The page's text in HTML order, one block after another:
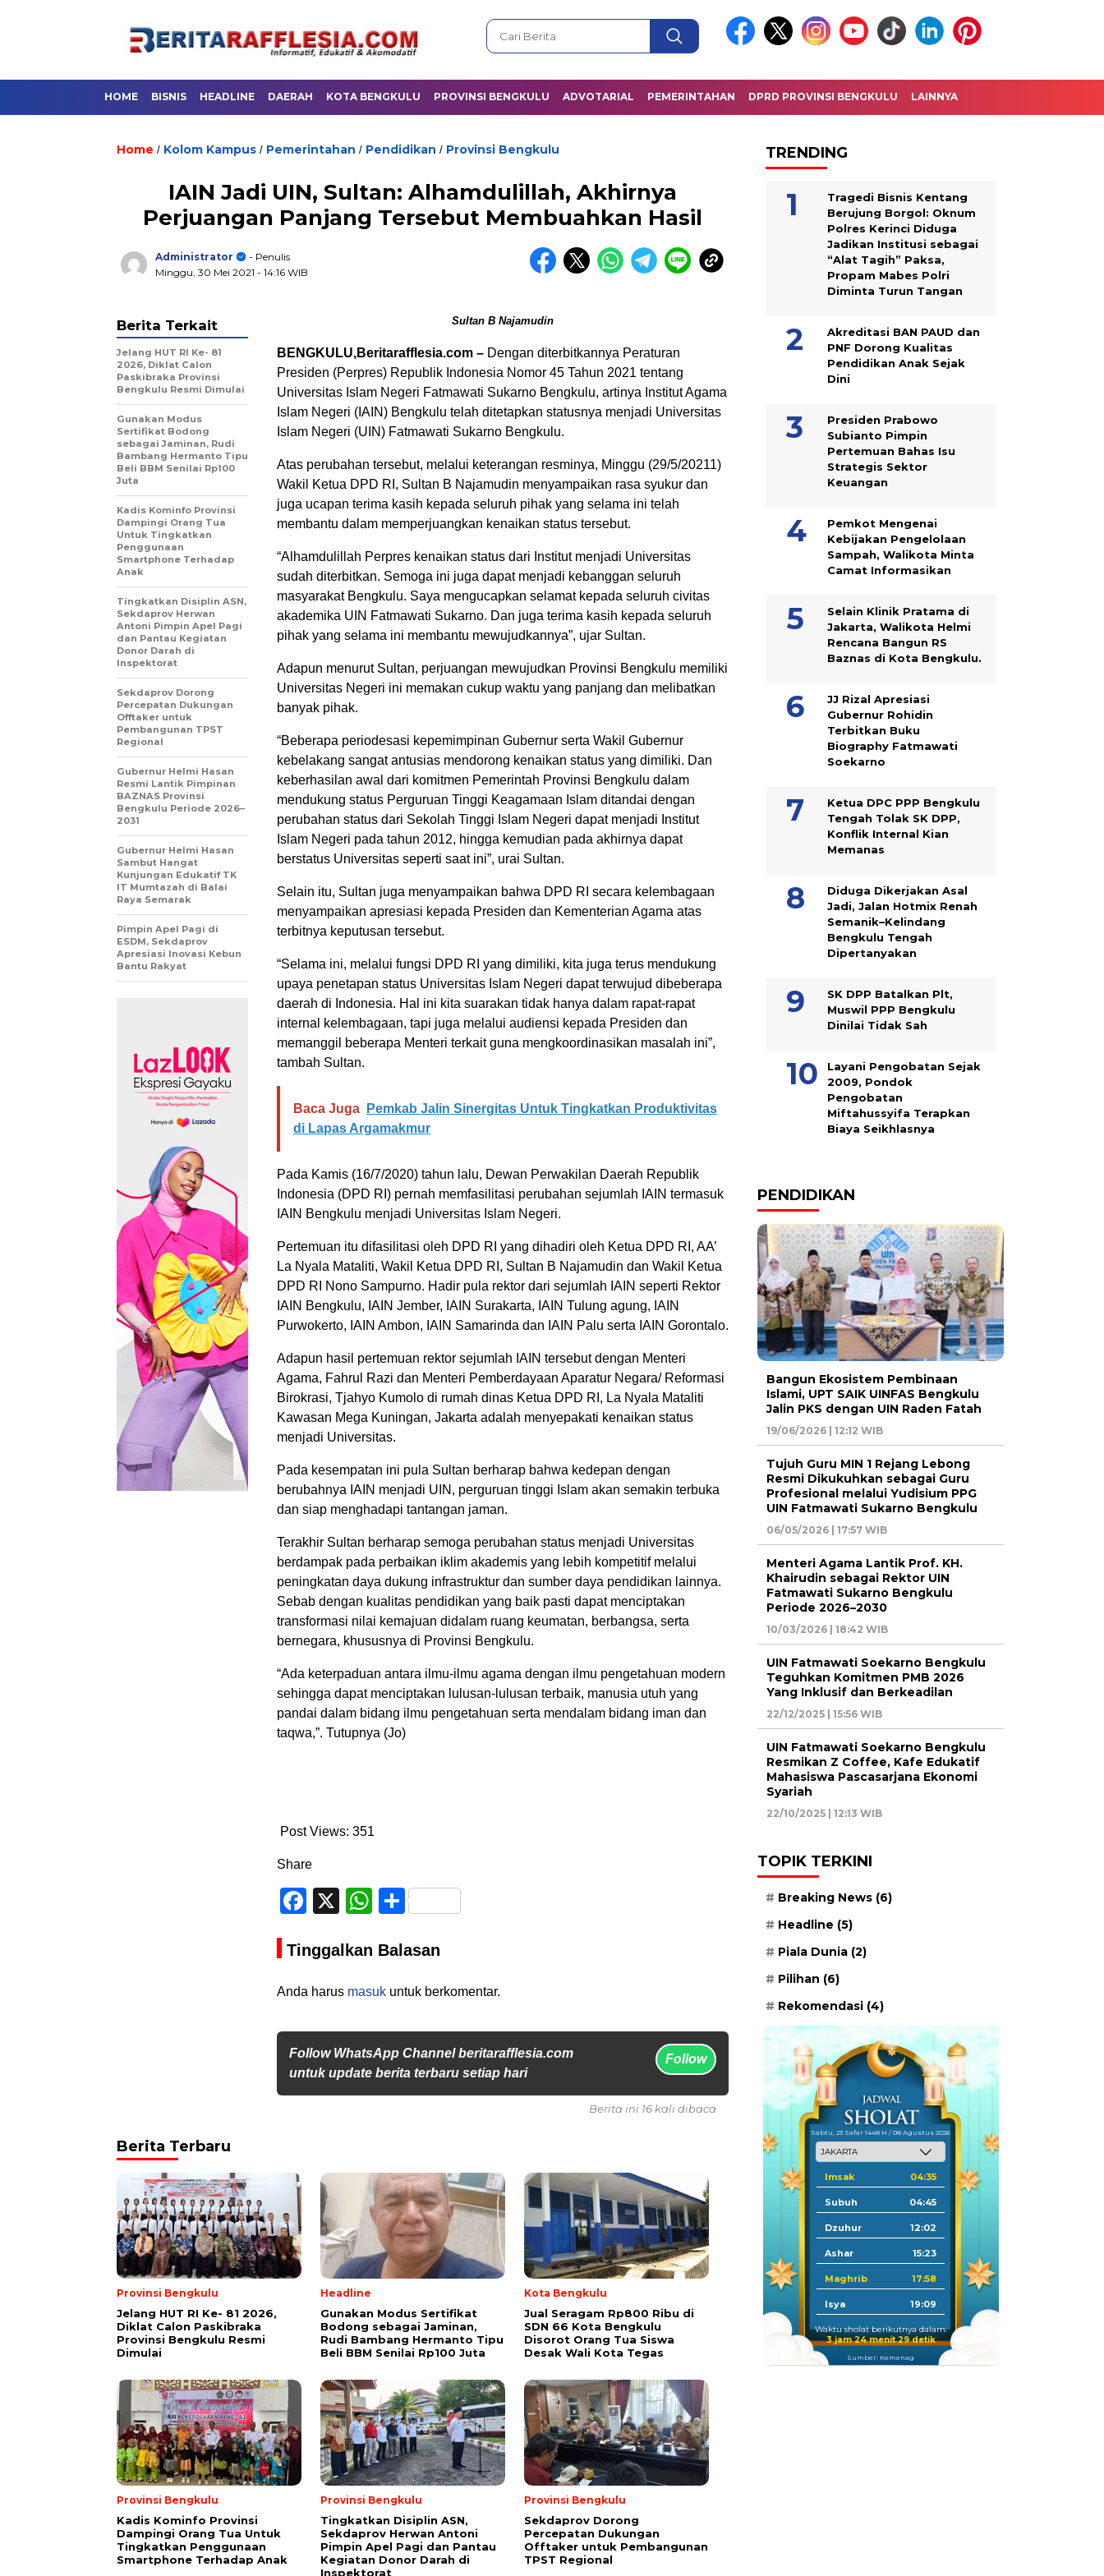
HOME BISNIS HEADLINE DAERAH KOTA BENGKULU PROVINSI BENGKULU ADVOTARIAL PEMERINTAHAN DPRD PROVINSI BENGKULU LAINNYA
Home / Kolom Kampus / Pemerintahan / Pendidikan / Provinsi Bengkulu
IAIN Jadi UIN, Sultan: Alhamdulillah, Akhirnya
Perjuangan Panjang Tersebut Membuahkan Hasil
Administrator
- Penulis
Minggu, 30 Mei 2021 - 14:16 WIB
Sultan B Najamudin
BENGKULU,Beritarafflesia.com – Dengan diterbitkannya Peraturan
Presiden (Perpres) Republik Indonesia Nomor 45 Tahun 2021 tentang
Universitas Islam Negeri Fatmawati Sukarno Bengkulu, artinya Institut Agama
Islam Negeri (IAIN) Bengkulu telah ditetapkan statusnya menjadi Universitas
Islam Negeri (UIN) Fatmawati Sukarno Bengkulu.
Atas perubahan tersebut, melalui keterangan resminya, Minggu (29/5/20211)
Wakil Ketua DPD RI, Sultan B Najamudin menyampaikan rasa syukur dan
juga ucapan terima kasih kepada seluruh pihak yang selama ini telah
membantu dalam memperjuangkan kenaikan status tersebut.
“Alhamdulillah Perpres kenaikan status dari Institut menjadi Universitas
sudah diterbitkan. Semoga ini juga dapat menjadi kebanggan seluruh
masyarakat Bengkulu. Saya mengucapkan selamat kepada seluruh civitas
akademika UIN Fatmawati Sukarno. Dan juga terima kasih kepada seluruh
pihak yang selama ini membantu mewujudkannya”, ujar Sultan.
Adapun menurut Sultan, perjuangan mewujudkan Provinsi Bengkulu memiliki
Universitas Negeri ini memakan cukup waktu yang panjang dan melibatkan
banyak pihak.
“Beberapa periodesasi kepemimpinan Gubernur serta Wakil Gubernur
kebelakang sangat antusias mendorong kenaikan status yang dimiliki. Dan
keberhasilan awal dari komitmen Pemerintah Provinsi Bengkulu dalam
mendukung status Perguruan Tinggi Keagamaan Islam ditandai dengan
perubahan status dari Sekolah Tinggi Islam Negeri dapat menjadi Institut
Islam Negeri pada tahun 2012, hingga kemudian pada akhirnya dapat
berstatus Universitas seperti saat ini”, urai Sultan.
Selain itu, Sultan juga menyampaikan bahwa DPD RI secara kelembagaan
menyampaikan apresiasi kepada Presiden dan Kementerian Agama atas
terbitnya keputusan tersebut.
“Selama ini, melalui fungsi DPD RI yang dimiliki, kita juga terus mendukung
upaya penetapan status Universitas Islam Negeri dapat terwujud dibeberapa
daerah di Indonesia. Hal ini kita suarakan tidak hanya dalam rapat-rapat
internal kelembagaan, tapi juga melalui audiensi kepada Presiden dan
memanggil beberapa Menteri terkait guna mengkoordinasikan masalah ini”,
tambah Sultan.
Baca Juga
Pemkab Jalin Sinergitas Untuk Tingkatkan Produktivitas
di Lapas Argamakmur
Pada Kamis (16/7/2020) tahun lalu, Dewan Perwakilan Daerah Republik
Indonesia (DPD RI) pernah memfasilitasi perubahan sejumlah IAIN termasuk
IAIN Bengkulu menjadi Universitas Islam Negeri.
Pertemuan itu difasilitasi oleh DPD RI yang dihadiri oleh Ketua DPD RI, AA’
La Nyala Mataliti, Wakil Ketua DPD RI, Sultan B Najamudin dan Wakil Ketua
DPD RI Nono Sampurno. Hadir pula rektor dari sejumlah IAIN seperti Rektor
IAIN Bengkulu, IAIN Jember, IAIN Surakarta, IAIN Tulung agung, IAIN
Purwokerto, IAIN Ambon, IAIN Samarinda dan IAIN Palu serta IAIN Gorontalo.
Adapun hasil pertemuan rektor sejumlah IAIN tersebut dengan Menteri
Agama, Fahrul Razi dan Menteri Pemberdayaan Aparatur Negara/ Reformasi
Birokrasi, Tjahyo Kumolo di rumah dinas Ketua DPD RI, La Nyala Mataliti
Kawasan Mega Kuningan, Jakarta adalah menyepakati kenaikan status
menjadi Universitas.
Pada kesempatan ini pula Sultan berharap bahwa kedepan dengan
berubahnya IAIN menjadi UIN, perguruan tinggi Islam akan semakin terbuka
dan siap menghadapi tantangan jaman.
Terakhir Sultan berharap semoga perubahan status menjadi Universitas
berdampak pada perbaikan iklim akademis yang lebih kompetitif melalui
peningkatan daya dukung infrastruktur dan sumber daya pendidikan lainnya.
Sebab dengan kualitas pendidikan yang baik pasti dapat menciptakan
transformasi nilai kemajuan didalam ruang keumatan, berbangsa, serta
bernegara, khususnya di Provinsi Bengkulu.
“Ada keterpaduan antara ilmu-ilmu agama dengan ilmu pengetahuan modern
sehingga dapat menciptakan lulusan-lulusan terbaik, manusia utuh yang
pandai dalam bidang ilmu pengetahuan serta mendalam bidang iman dan
taqwa,”. Tutupnya (Jo)
Post Views: 351
Share
Facebook
X WhatsApp
Share
Tinggalkan Balasan
Anda harus masuk untuk berkomentar.
Follow WhatsApp Channel beritarafflesia.com
untuk update berita terbaru setiap hari
Follow
Berita Terkait
Jelang HUT RI Ke- 81
2026, Diklat Calon
Paskibraka Provinsi
Bengkulu Resmi Dimulai
Gunakan Modus
Sertifikat Bodong
sebagai Jaminan, Rudi
Bambang Hermanto Tipu
Beli BBM Senilai Rp100
Juta
Kadis Kominfo Provinsi
Dampingi Orang Tua
Untuk Tingkatkan
Penggunaan
Smartphone Terhadap
Anak
Tingkatkan Disiplin ASN,
Sekdaprov Herwan
Antoni Pimpin Apel Pagi
dan Pantau Kegiatan
Donor Darah di
Inspektorat
Sekdaprov Dorong
Percepatan Dukungan
Offtaker untuk
Pembangunan TPST
Regional
Gubernur Helmi Hasan
Resmi Lantik Pimpinan
BAZNAS Provinsi
Bengkulu Periode 2026–
2031
Gubernur Helmi Hasan
Sambut Hangat
Kunjungan Edukatif TK
IT Mumtazah di Balai
Raya Semarak
Pimpin Apel Pagi di
ESDM, Sekdaprov
Apresiasi Inovasi Kebun
Bantu Rakyat
Berita ini 16 kali dibaca
Berita Terbaru
Provinsi Bengkulu
Jelang HUT RI Ke- 81 2026,
Diklat Calon Paskibraka
Provinsi Bengkulu Resmi
Dimulai
Headline
Gunakan Modus Sertifikat
Bodong sebagai Jaminan,
Rudi Bambang Hermanto Tipu
Beli BBM Senilai Rp100 Juta
Kota Bengkulu
Jual Seragam Rp800 Ribu di
SDN 66 Kota Bengkulu
Disorot Orang Tua Siswa
Desak Wali Kota Tegas
Provinsi Bengkulu
Kadis Kominfo Provinsi
Dampingi Orang Tua Untuk
Tingkatkan Penggunaan
Smartphone Terhadap Anak
Provinsi Bengkulu
Tingkatkan Disiplin ASN,
Sekdaprov Herwan Antoni
Pimpin Apel Pagi dan Pantau
Kegiatan Donor Darah di
Inspektorat
Provinsi Bengkulu
Sekdaprov Dorong
Percepatan Dukungan
Offtaker untuk Pembangunan
TPST Regional
TRENDING
Tragedi Bisnis Kentang
Berujung Borgol: Oknum
Polres Kerinci Diduga
Jadikan Institusi sebagai
“Alat Tagih” Paksa,
Propam Mabes Polri
Diminta Turun Tangan
Akreditasi BAN PAUD dan
PNF Dorong Kualitas
Pendidikan Anak Sejak
Dini
Presiden Prabowo
Subianto Pimpin
Pertemuan Bahas Isu
Strategis Sektor
Keuangan
Pemkot Mengenai
Kebijakan Pengelolaan
Sampah, Walikota Minta
Camat Informasikan
Selain Klinik Pratama di
Jakarta, Walikota Helmi
Rencana Bangun RS
Baznas di Kota Bengkulu.
JJ Rizal Apresiasi
Gubernur Rohidin
Terbitkan Buku
Biography Fatmawati
Soekarno
Ketua DPC PPP Bengkulu
Tengah Tolak SK DPP,
Konflik Internal Kian
Memanas
Diduga Dikerjakan Asal
Jadi, Jalan Hotmix Renah
Semanik–Kelindang
Bengkulu Tengah
Dipertanyakan
SK DPP Batalkan Plt,
Muswil PPP Bengkulu
Dinilai Tidak Sah
Layani Pengobatan Sejak
2009, Pondok
Pengobatan
Miftahussyifa Terapkan
Biaya Seikhlasnya
PENDIDIKAN
Bangun Ekosistem Pembinaan
Islami, UPT SAIK UINFAS Bengkulu
Jalin PKS dengan UIN Raden Fatah
19/06/2026 | 12:12 WIB
Tujuh Guru MIN 1 Rejang Lebong
Resmi Dikukuhkan sebagai Guru
Profesional melalui Yudisium PPG
UIN Fatmawati Sukarno Bengkulu
06/05/2026 | 17:57 WIB
Menteri Agama Lantik Prof. KH.
Khairudin sebagai Rektor UIN
Fatmawati Sukarno Bengkulu
Periode 2026–2030
10/03/2026 | 18:42 WIB
UIN Fatmawati Soekarno Bengkulu
Teguhkan Komitmen PMB 2026
Yang Inklusif dan Berkeadilan
22/12/2025 | 15:56 WIB
UIN Fatmawati Soekarno Bengkulu
Resmikan Z Coffee, Kafe Edukatif
Mahasiswa Pascasarjana Ekonomi
Syariah
22/10/2025 | 12:13 WIB
TOPIK TERKINI
Breaking News (6)
Headline (5)
Piala Dunia (2)
Pilihan (6)
Rekomendasi (4)
Sabtu, 23 Safar 1448 H / 08 Agustus 2026
Imsak 04:35
Subuh 04:45
Dzuhur 12:02
Ashar 15:23
Maghrib 17:58
Isya 19:09
Waktu sholat berikutnya dalam:
3 jam 24 menit 28 detik
Sumber: Kemenag